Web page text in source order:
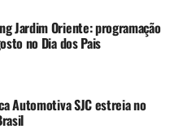
Jardim Oriente: programação
no Dia dos Pais
Automotiva SJC estreia no